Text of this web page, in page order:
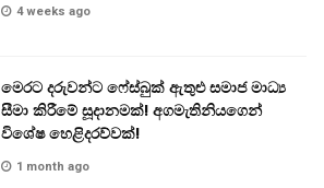
4 weeks ago
මෙරට දරුවන්ට ෆේස්බුක් ඇතුළු සමාජ මාධ්‍ය
සීමා කිරීමේ සූදානමක්! අගමැතිනියගෙන්
විශේෂ හෙළිදරව්වක්!
1 month ago